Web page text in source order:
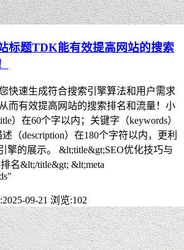
标题TDK能有效提高网站的搜索
快速生成符合搜索引擎算法和用户需求
而有效提高网站的搜索排名和流量！小
）在60个字以内；关键字（keywords）
（description）在180个字符以内，更利
擎的展示。 &lt;title&gt;SEO优化技巧与
名&lt;/title&gt; &lt;meta
09-21 浏览:102